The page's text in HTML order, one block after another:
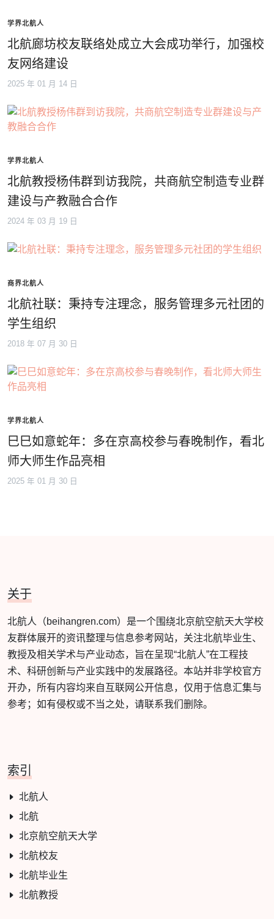
学界北航人
北航廊坊校友联络处成立大会成功举行，加强校
友网络建设
2025 年 01 月 14 日
学界北航人
北航教授杨伟群到访我院，共商航空制造专业群
建设与产教融合合作
2024 年 03 月 19 日
商界北航人
北航社联：秉持专注理念，服务管理多元社团的
学生组织
2018 年 07 月 30 日
学界北航人
巳巳如意蛇年：多在京高校参与春晚制作，看北
师大师生作品亮相
2025 年 01 月 30 日
关于
北航人（beihangren.com）是一个围绕北京航空航天大学校
友群体展开的资讯整理与信息参考网站，关注北航毕业生、
教授及相关学术与产业动态，旨在呈现“北航人”在工程技
术、科研创新与产业实践中的发展路径。本站并非学校官方
开办，所有内容均来自互联网公开信息，仅用于信息汇集与
参考；如有侵权或不当之处，请联系我们删除。
索引
北航人
北航
北京航空航天大学
北航校友
北航毕业生
北航教授